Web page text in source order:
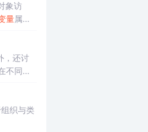
象访
量属实
，还讨
不同场
织与类